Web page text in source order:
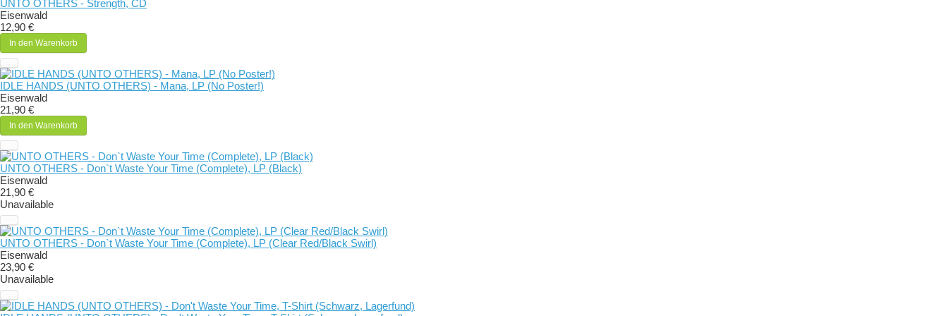
UNTO OTHERS - Strength, CD
Eisenwald
12,90 €
In den Warenkorb
IDLE HANDS (UNTO OTHERS) - Mana, LP (No Poster!)
Eisenwald
21,90 €
In den Warenkorb
UNTO OTHERS - Don`t Waste Your Time (Complete), LP (Black)
Eisenwald
21,90 €
Unavailable
UNTO OTHERS - Don`t Waste Your Time (Complete), LP (Clear Red/Black Swirl)
Eisenwald
23,90 €
Unavailable